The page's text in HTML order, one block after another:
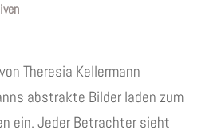
Theresia Kellermann
abstrakte Bilder laden zum
ein. Jeder Betrachter sieht